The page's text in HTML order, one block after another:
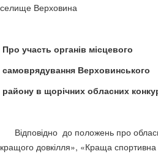
селище Верховина
Про участь органів місцевого
самоврядування Верховинського
району в щорічних обласних
Відповідно до положень про
кращого довкілля», «Краща